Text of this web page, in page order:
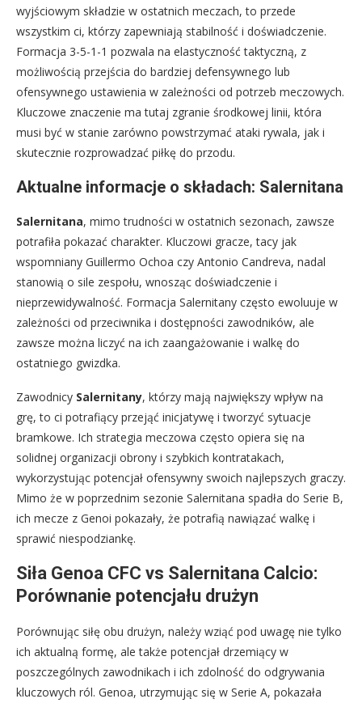
wyjściowym składzie w ostatnich meczach, to przede
wszystkim ci, którzy zapewniają stabilność i doświadczenie.
Formacja 3-5-1-1 pozwala na elastyczność taktyczną, z
możliwością przejścia do bardziej defensywnego lub
ofensywnego ustawienia w zależności od potrzeb meczowych.
Kluczowe znaczenie ma tutaj zgranie środkowej linii, która
musi być w stanie zarówno powstrzymać ataki rywala, jak i
skutecznie rozprowadzać piłkę do przodu.
Aktualne informacje o składach: Salernitana
Salernitana, mimo trudności w ostatnich sezonach, zawsze
potrafiła pokazać charakter. Kluczowi gracze, tacy jak
wspomniany Guillermo Ochoa czy Antonio Candreva, nadal
stanowią o sile zespołu, wnosząc doświadczenie i
nieprzewidywalność. Formacja Salernitany często ewoluuje w
zależności od przeciwnika i dostępności zawodników, ale
zawsze można liczyć na ich zaangażowanie i walkę do
ostatniego gwizdka.
Zawodnicy Salernitany, którzy mają największy wpływ na
grę, to ci potrafiący przejąć inicjatywę i tworzyć sytuacje
bramkowe. Ich strategia meczowa często opiera się na
solidnej organizacji obrony i szybkich kontratakach,
wykorzystując potencjał ofensywny swoich najlepszych graczy.
Mimo że w poprzednim sezonie Salernitana spadła do Serie B,
ich mecze z Genoi pokazały, że potrafią nawiązać walkę i
sprawić niespodziankę.
Siła Genoa CFC vs Salernitana Calcio:
Porównanie potencjału drużyn
Porównując siłę obu drużyn, należy wziąć pod uwagę nie tylko
ich aktualną formę, ale także potencjał drzemiący w
poszczególnych zawodnikach i ich zdolność do odgrywania
kluczowych ról. Genoa, utrzymując się w Serie A, pokazała